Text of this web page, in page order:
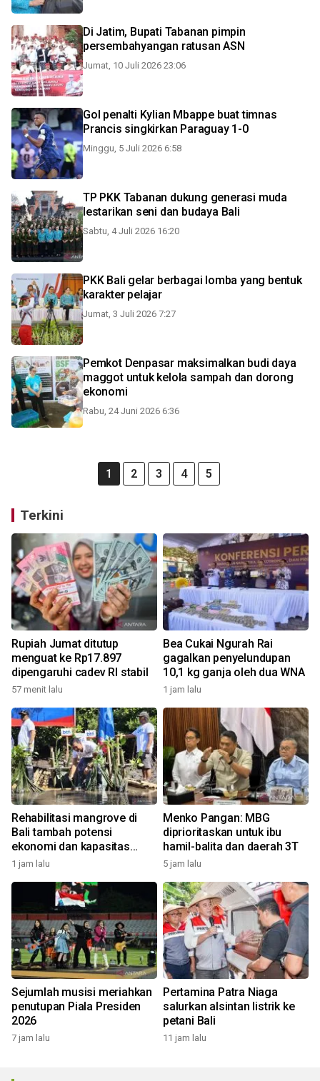
Di Jatim, Bupati Tabanan pimpin
persembahyangan ratusan ASN
Jumat, 10 Juli 2026 23:06
Gol penalti Kylian Mbappe buat timnas
Prancis singkirkan Paraguay 1-0
Minggu, 5 Juli 2026 6:58
TP PKK Tabanan dukung generasi muda
lestarikan seni dan budaya Bali
Sabtu, 4 Juli 2026 16:20
PKK Bali gelar berbagai lomba yang bentuk
karakter pelajar
Jumat, 3 Juli 2026 7:27
Pemkot Denpasar maksimalkan budi daya
maggot untuk kelola sampah dan dorong
ekonomi
Rabu, 24 Juni 2026 6:36
1 2 3 4 5
Terkini
Rupiah Jumat ditutup
menguat ke Rp17.897
dipengaruhi cadev RI stabil
57 menit lalu
Bea Cukai Ngurah Rai
gagalkan penyelundupan
10,1 kg ganja oleh dua WNA
1 jam lalu
Rehabilitasi mangrove di
Bali tambah potensi
ekonomi dan kapasitas
nelayan kelola ekowisata
1 jam lalu
Menko Pangan: MBG
diprioritaskan untuk ibu
hamil-balita dan daerah 3T
5 jam lalu
Sejumlah musisi meriahkan
penutupan Piala Presiden
2026
7 jam lalu
Pertamina Patra Niaga
salurkan alsintan listrik ke
petani Bali
11 jam lalu